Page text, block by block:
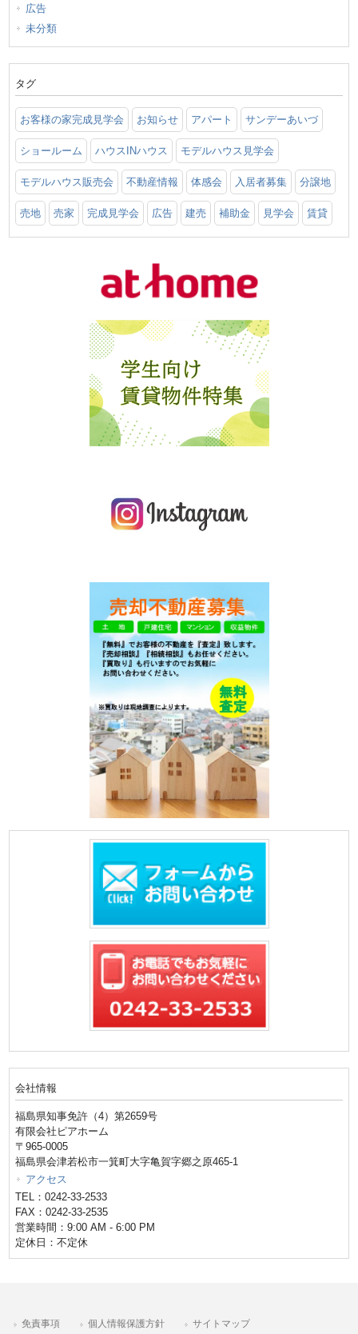
広告
未分類
タグ
お客様の家完成見学会 お知らせ アパート サンデーあいづ
ショールーム ハウスINハウス モデルハウス見学会
モデルハウス販売会 不動産情報 体感会 入居者募集 分譲地
売地 売家 完成見学会 広告 建売 補助金 見学会 賃貸
会社情報
福島県知事免許（4）第2659号
有限会社ピアホーム
〒965-0005
福島県会津若松市一箕町大字亀賀字郷之原465-1
アクセス
TEL：0242-33-2533
FAX：0242-33-2535
営業時間：9:00 AM - 6:00 PM
定休日：不定休
免責事項 個人情報保護方針 サイトマップ